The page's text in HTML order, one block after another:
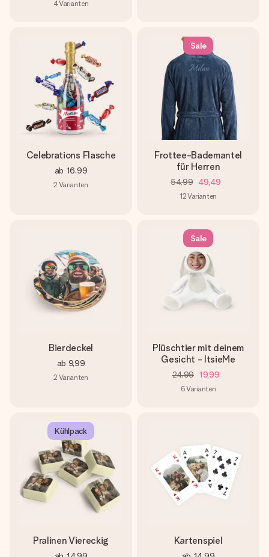
4Varianten
Celebrations Flasche
ab 16,99
2 Varianten
Sale
Frottee-Bademantel
für Herren
54,99 49,49
12Varianten
Bierdeckel
ab 9,99
2 Varianten
Sale
Plüschtier mit deinem
Gesicht - ItsieMe
24,99 19,99
6Varianten
Kühlpack
Pralinen Viereckig Kartenspiel